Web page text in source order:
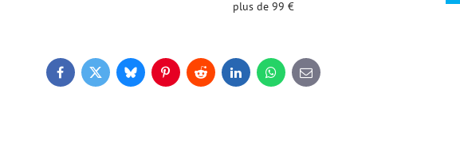
plus de 99 €
FacebookTwitterBlueskyPinterestRedditLinkedInWhatsApp
E-
mail